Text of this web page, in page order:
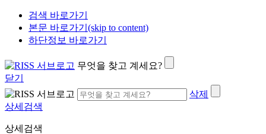
검색 바로가기
본문 바로가기(skip to content)
하단정보 바로가기
무엇을 찾고 계세요?
닫기
삭제
상세검색
상세검색